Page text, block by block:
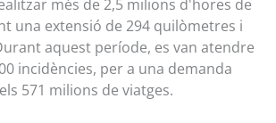
més de 2,5 milions d'hores de
una extensió de 294 quilòmetres i
aquest període, es van atendre
incidències, per a una demanda
571 milions de viatges.